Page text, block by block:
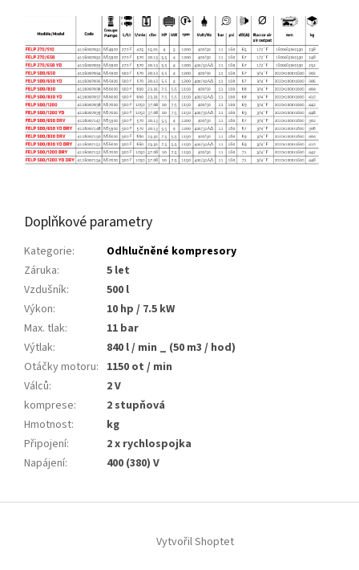
Doplňkové parametry
Kategorie:
Odhlučněné kompresory
Záruka:
5 let
Vzdušník:
500 l
Výkon:
10 hp / 7.5 kW
Max. tlak:
11 bar
Výtlak:
840 l / min _ (50 m3 / hod)
Otáčky motoru: 1150 ot / min
Válců:
2 V
komprese:
2 stupňová
Hmotnost:
kg
Připojení:
2 x rychlospojka
Napájení: 400 (380) V
Z
Vytvořil Shoptet